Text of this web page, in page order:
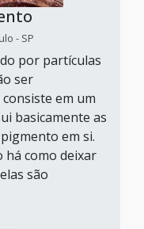
- SP
por partículas
ser
em um
basicamente as
em si.
há como deixar
são